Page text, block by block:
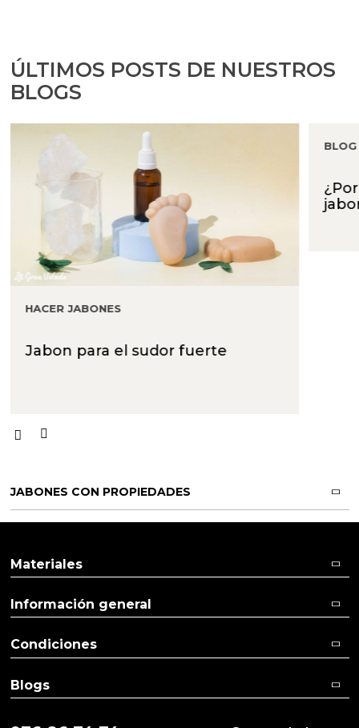
ÚLTIMOS POSTS DE NUESTROS
BLOGS
HACER JABONES
Jabon para el sudor fuerte
JABONES CON PROPIEDADES
Materiales
Información general
Condiciones
Blogs